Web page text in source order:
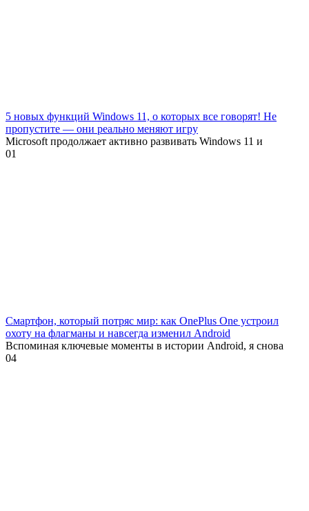
5 новых функций Windows 11, о которых все говорят! Не
пропустите — они реально меняют игру
Microsoft продолжает активно развивать Windows 11 и
01
Смартфон, который потряс мир: как OnePlus One устроил
охоту на флагманы и навсегда изменил Android
Вспоминая ключевые моменты в истории Android, я снова
04